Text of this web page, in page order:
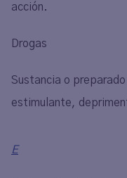
acción.
Drogas
Sustancia o
estimulante,
E